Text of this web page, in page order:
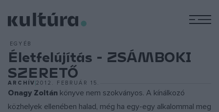
EGYÉB
Életfelújítás - ZSÁMBOKI
SZERETŐ
ARCHÍV2012. FEBRUÁR 15.
Onagy Zoltán könyve nem szokványos. A kínálkozó
közhelyek ellenében halad, még ha egy-egy alkalommal meg